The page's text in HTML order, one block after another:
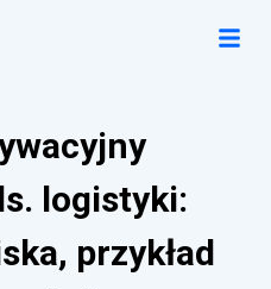
logistyki:
przykład